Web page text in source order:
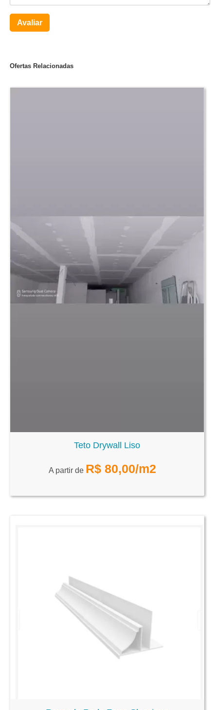
Avaliar
Ofertas Relacionadas
Teto Drywall Liso
A partir de R$ 80,00/m2